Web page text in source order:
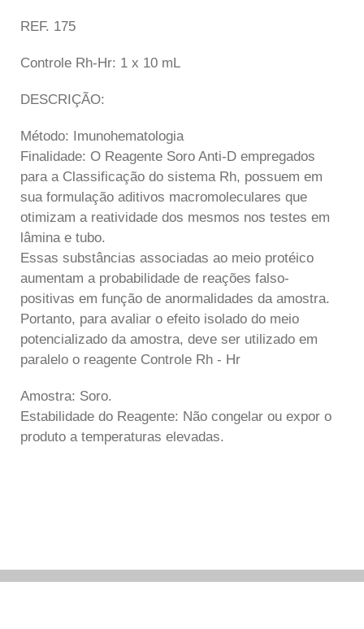
REF. 175
Controle Rh-Hr: 1 x 10 mL
DESCRIÇÃO:
Método: Imunohematologia
Finalidade: O Reagente Soro Anti-D empregados
para a Classificação do sistema Rh, possuem em
sua formulação aditivos macromoleculares que
otimizam a reatividade dos mesmos nos testes em
lâmina e tubo.
Essas substâncias associadas ao meio protéico
aumentam a probabilidade de reações falso-
positivas em função de anormalidades da amostra.
Portanto, para avaliar o efeito isolado do meio
potencializado da amostra, deve ser utilizado em
paralelo o reagente Controle Rh - Hr
Amostra: Soro.
Estabilidade do Reagente: Não congelar ou expor o
produto a temperaturas elevadas.